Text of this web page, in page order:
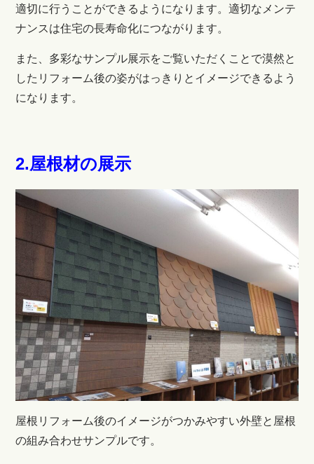
適切に行うことができるようになります。適切なメンテ
ナンスは住宅の長寿命化につながります。
また、多彩なサンプル展示をご覧いただくことで漠然と
したリフォーム後の姿がはっきりとイメージできるよう
になります。
2.屋根材の展示
屋根リフォーム後のイメージがつかみやすい外壁と屋根
の組み合わせサンプルです。